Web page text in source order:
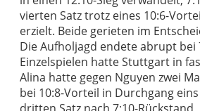
vierten Satz trotz eines 10:6-
erzielt. Beide gerieten im
Die Aufholjagd endete abrupt bei
Einzelspielen hatte Stuttgart in
Alina hatte gegen Nguyen zwei
bei 10:8-Vorteil in Durchgang